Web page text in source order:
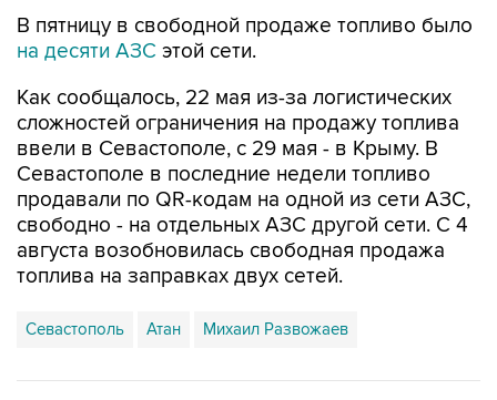
В пятницу в свободной продаже топливо было
на десяти АЗС этой сети.
Как сообщалось, 22 мая из-за логистических
сложностей ограничения на продажу топлива
ввели в Севастополе, с 29 мая - в Крыму. В
Севастополе в последние недели топливо
продавали по QR-кодам на одной из сети АЗС,
свободно - на отдельных АЗС другой сети. С 4
августа возобновилась свободная продажа
топлива на заправках двух сетей.
Севастополь Атан Михаил Развожаев